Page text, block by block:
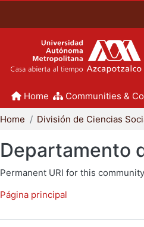
Home Communities &
Home
Departamento
Permanent URI for this community
Página principal